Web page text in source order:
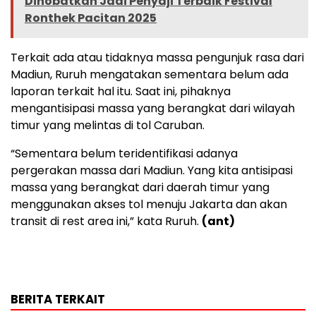
Ronthek Pacitan 2025
Terkait ada atau tidaknya massa pengunjuk rasa dari
Madiun, Ruruh mengatakan sementara belum ada
laporan terkait hal itu. Saat ini, pihaknya
mengantisipasi massa yang berangkat dari wilayah
timur yang melintas di tol Caruban.
“Sementara belum teridentifikasi adanya
pergerakan massa dari Madiun. Yang kita antisipasi
massa yang berangkat dari daerah timur yang
menggunakan akses tol menuju Jakarta dan akan
transit di rest area ini,” kata Ruruh. (ant)
BERITA TERKAIT